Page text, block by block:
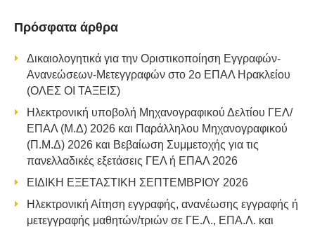
Πρόσφατα άρθρα
Δικαιολογητικά για την Οριστικοποίηση Εγγραφών-
Ανανεώσεων-Μετεγγραφών στο 2ο ΕΠΑΛ Ηρακλείου
(ΟΛΕΣ ΟΙ ΤΑΞΕΙΣ)
Ηλεκτρονική υποβολή Μηχανογραφικού Δελτίου ΓΕΛ/
ΕΠΑΛ (Μ.Δ) 2026 και Παράλληλου Μηχανογραφικού
(Π.Μ.Δ) 2026 και Βεβαίωση Συμμετοχής για τις
πανελλαδικές εξετάσεις ΓΕΛ ή ΕΠΑΛ 2026
ΕΙΔΙΚΗ ΕΞΕΤΑΣΤΙΚΗ ΣΕΠΤΕΜΒΡΙΟΥ 2026
Ηλεκτρονική Αίτηση εγγραφής, ανανέωσης εγγραφής ή
μετεγγραφής μαθητών/τριών σε ΓΕ.Λ., ΕΠΑ.Λ. και